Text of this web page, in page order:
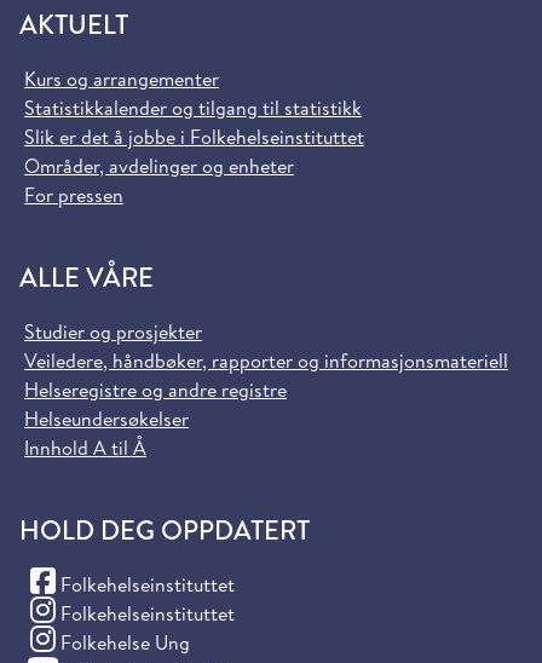
AKTUELT
Kurs og arrangementer
Statistikkalender og tilgang til statistikk
Slik er det å jobbe i Folkehelseinstituttet
Områder, avdelinger og enheter
For pressen
ALLE VÅRE
Studier og prosjekter
Veiledere, håndbøker, rapporter og informasjonsmateriell
Helseregistre og andre registre
Helseundersøkelser
Innhold A til Å
HOLD DEG OPPDATERT
Folkehelseinstituttet
(Facebook)
Folkehelseinstituttet
(Instagram)
Folkehelse Ung
(Instagram)